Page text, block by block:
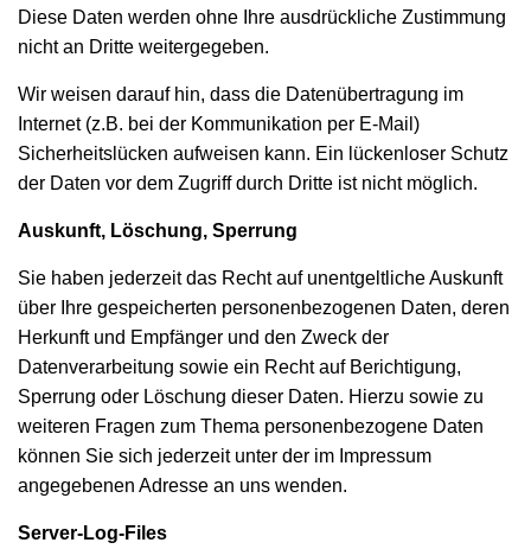
Diese Daten werden ohne Ihre ausdrückliche Zustimmung
nicht an Dritte weitergegeben.
Wir weisen darauf hin, dass die Datenübertragung im
Internet (z.B. bei der Kommunikation per E-Mail)
Sicherheitslücken aufweisen kann. Ein lückenloser Schutz
der Daten vor dem Zugriff durch Dritte ist nicht möglich.
Auskunft, Löschung, Sperrung
Sie haben jederzeit das Recht auf unentgeltliche Auskunft
über Ihre gespeicherten personenbezogenen Daten, deren
Herkunft und Empfänger und den Zweck der
Datenverarbeitung sowie ein Recht auf Berichtigung,
Sperrung oder Löschung dieser Daten. Hierzu sowie zu
weiteren Fragen zum Thema personenbezogene Daten
können Sie sich jederzeit unter der im Impressum
angegebenen Adresse an uns wenden.
Server-Log-Files